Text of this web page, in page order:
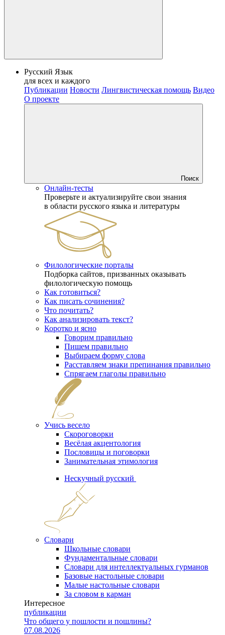
Русский Язык
для всех и каждого
Публикации Новости Лингвистическая помощь Видео
О проекте
Поиск
Онлайн-тесты
Проверьте и актуализируйте свои знания
в области русского языка и литературы
Филологические порталы
Подборка сайтов, призванных оказывать
филологическую помощь
Как готовиться?
Как писать сочинения?
Что почитать?
Как анализировать текст?
Коротко и ясно
Говорим правильно
Пишем правильно
Выбираем форму слова
Расставляем знаки препинания правильно
Спрягаем глаголы правильно
Учись весело
Скороговорки
Весёлая акцентология
Пословицы и поговорки
Занимательная этимология
Нескучный русский
Словари
Школьные словари
Фундаментальные словари
Словари для интеллектуальных гурманов
Базовые настольные словари
Малые настольные словари
За словом в карман
Интересное
публикации
Что общего у пошлости и пошлины?
07.08.2026